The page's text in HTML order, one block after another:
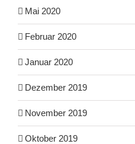
Mai 2020
Februar 2020
Januar 2020
Dezember 2019
November 2019
Oktober 2019